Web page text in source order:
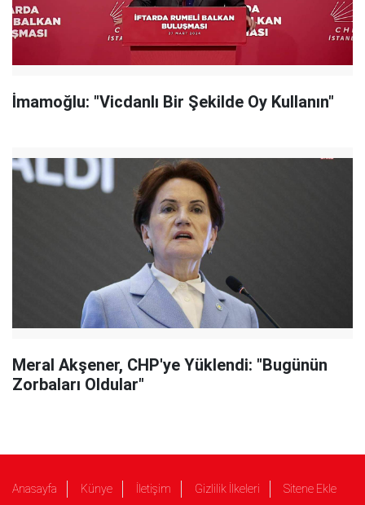
İmamoğlu: "Vicdanlı Bir Şekilde Oy Kullanın"
Meral Akşener, CHP'ye Yüklendi: "Bugünün
Zorbaları Oldular"
Anasayfa Künye İletişim Gizlilik İlkeleri Sitene Ekle